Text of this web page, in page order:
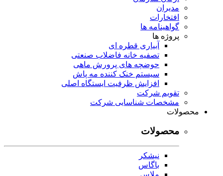
مدیران
افتخارات
گواهینامه ها
پروژه ها
آبیاری قطره ای
تصفیه خانه فاضلاب صنعتی
حوضچه های پرورش ماهی
سیستم خنک کننده مه پاش
افزایش ظرفیت ایستگاه اصلی
تقویم شرکت
مشخصات شناسایی شرکت
محصولات
محصولات
نیشکر
باگاس